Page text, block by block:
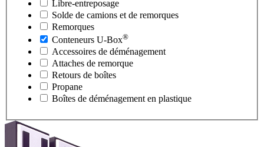
Libre-entreposage
Solde de camions et de remorques
Remorques
Conteneurs U-Box®
Accessoires de déménagement
Attaches de remorque
Retours de boîtes
Propane
Boîtes de déménagement en plastique